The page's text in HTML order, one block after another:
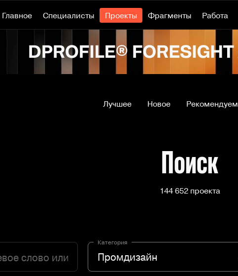
Главное Специалисты Проекты Фрагменты Работа
Лучшее Новое Рекомендуем
Поиск
144 652 проекта
Категория
Промдизайн